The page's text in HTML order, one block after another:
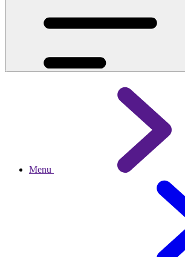
Menu